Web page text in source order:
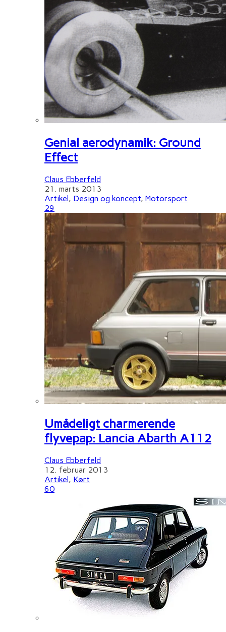
Genial aerodynamik: Ground
Effect
Claus Ebberfeld
21. marts 2013
Artikel, Design og koncept, Motorsport
29
Umådeligt charmerende
flyvepap: Lancia Abarth A112
Claus Ebberfeld
12. februar 2013
Artikel, Kørt
60